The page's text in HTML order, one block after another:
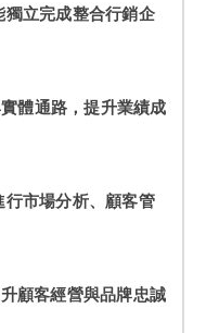
立完成整合行銷企
體通路，提升業績成
市場分析、顧客管
顧客經營與品牌忠誠